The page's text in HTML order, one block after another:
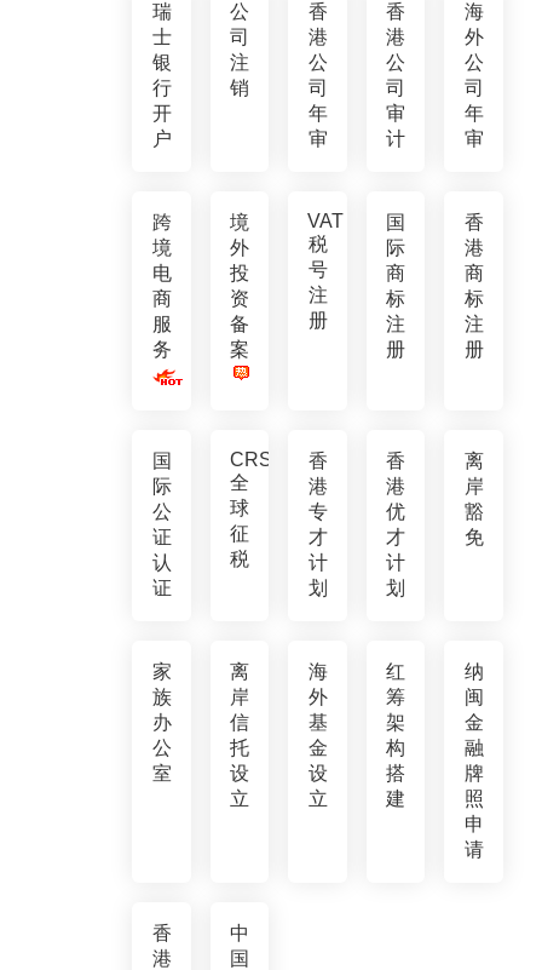
瑞
士
银
行
开
户
公
司
注
销
香
港
公
司
年
审
香
港
公
司
审
计
海
外
公
司
年
审
跨
境
电
商
服
务
境
外
投
资
备
案
VAT
税
号
注
册
国
际
商
标
注
册
香
港
商
标
注
册
国
际
公
证
认
证
CRS
全
球
征
税
香
港
专
才
计
划
香
港
优
才
计
划
离
岸
豁
免
家
族
办
公
室
离
岸
信
托
设
立
海
外
基
金
设
立
红
筹
架
构
搭
建
纳
闽
金
融
牌
照
申
请
香
港
中
国